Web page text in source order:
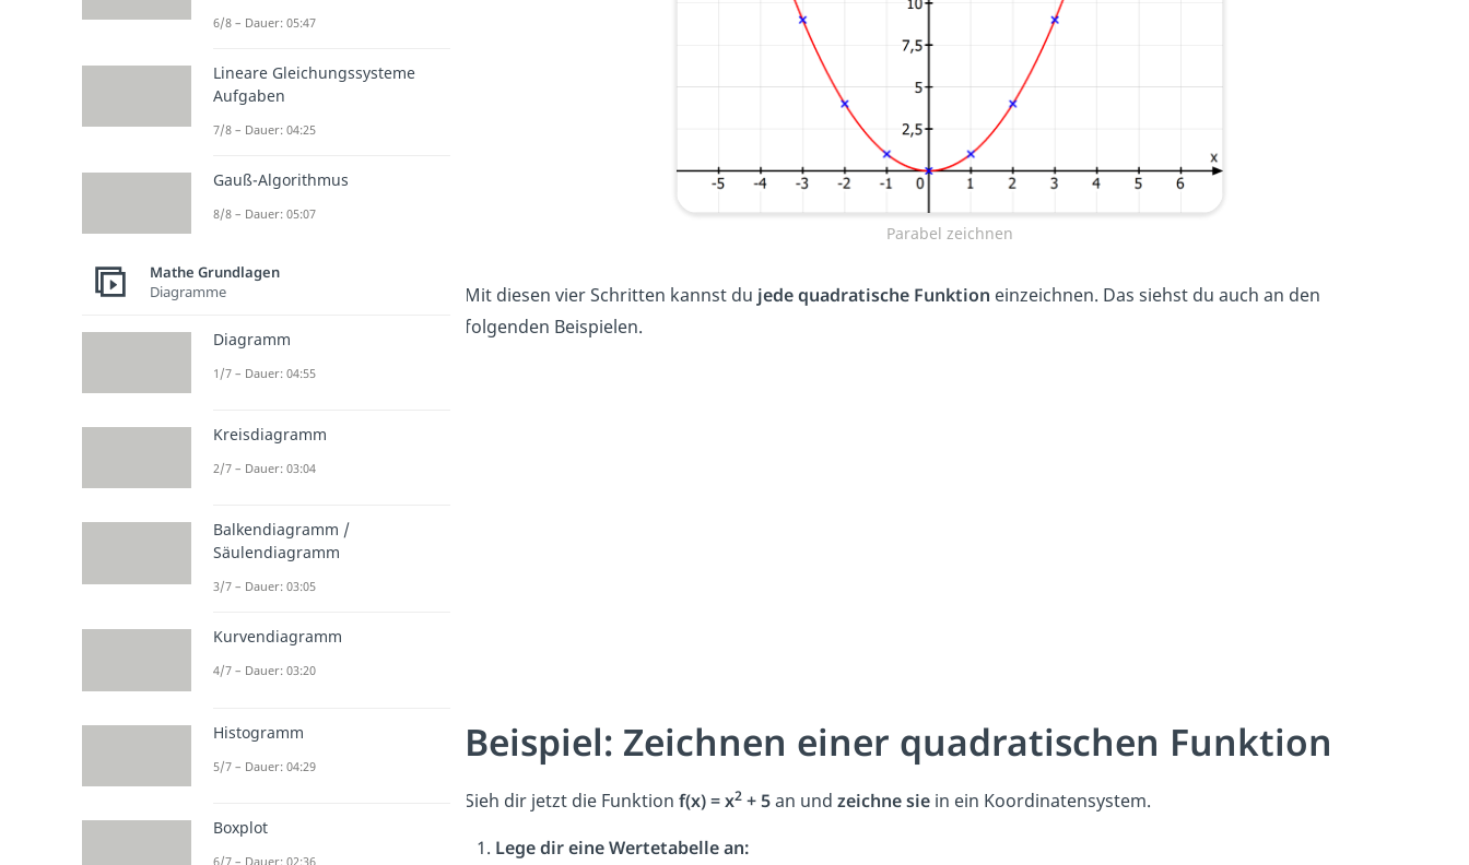
Parabel zeichnen
Mit diesen vier Schritten kannst du jede quadratische Funktion einzeichnen. Das siehst du auch an den
folgenden Beispielen.
Beispiel: Zeichnen einer quadratischen Funktion
Sieh dir jetzt die Funktion f(x) = x2+ 5an und zeichne siein ein Koordinatensystem.
Lege dir eine Wertetabelle an:
6/8 – Dauer: 05:47
Lineare Gleichungssysteme
Aufgaben
7/8 – Dauer: 04:25
Gauß-Algorithmus
8/8 – Dauer: 05:07
Mathe Grundlagen
Diagramme
Diagramm
1/7 – Dauer: 04:55
Kreisdiagramm
2/7 – Dauer: 03:04
Balkendiagramm /
Säulendiagramm
3/7 – Dauer: 03:05
Kurvendiagramm
4/7 – Dauer: 03:20
Histogramm
5/7 – Dauer: 04:29
Boxplot
6/7 – Dauer: 02:36